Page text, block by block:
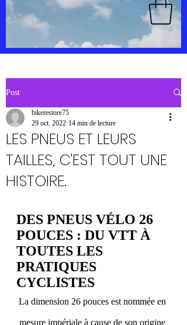
Post
LES PNEUS ET LEURS
TAILLES, C'EST TOUT UNE
HISTOIRE.
bikerestore75
29 oct. 2022 14 min de lecture
DES PNEUS VÉLO 26
POUCES : DU VTT À
TOUTES LES
PRATIQUES
CYCLISTES
La dimension 26 pouces est nommée en
mesure impériale à cause de son origine